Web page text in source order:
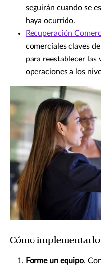
seguirán cuando se
haya ocurrido.
Recuperación
comerciales claves
para reestablecer las
operaciones a los
Cómo
Forme un equipo.